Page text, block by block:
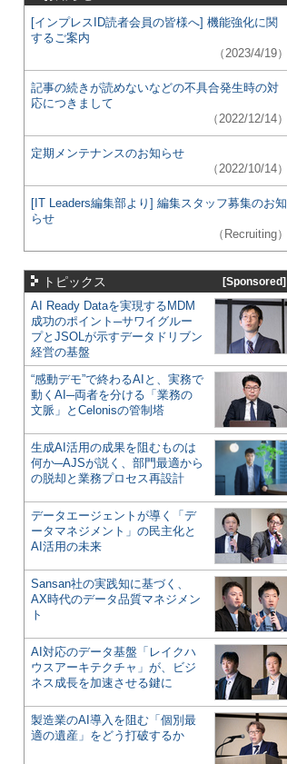
[インプレスID読者会員の皆様へ] 機能強化に関
するご案内
（2023/4/19）
記事の続きが読めないなどの不具合発生時の対
応につきまして
（2022/12/14）
定期メンテナンスのお知らせ
（2022/10/14）
[IT Leaders編集部より] 編集スタッフ募集のお知
らせ
（Recruiting）
トピックス [Sponsored]
AI Ready Dataを実現するMDM
成功のポイント─サワイグルー
プとJSOLが示すデータドリブン
経営の基盤
“感動デモ”で終わるAIと、実務で
動くAI─両者を分ける「業務の
文脈」とCelonisの管制塔
生成AI活用の成果を阻むものは
何か─AJSが説く、部門最適から
の脱却と業務プロセス再設計
データエージェントが導く「デ
ータマネジメント」の民主化と
AI活用の未来
Sansan社の実践知に基づく、
AX時代のデータ品質マネジメン
ト
AI対応のデータ基盤「レイクハ
ウスアーキテクチャ」が、ビジ
ネス成長を加速させる鍵に
製造業のAI導入を阻む「個別最
適の遺産」をどう打破するか